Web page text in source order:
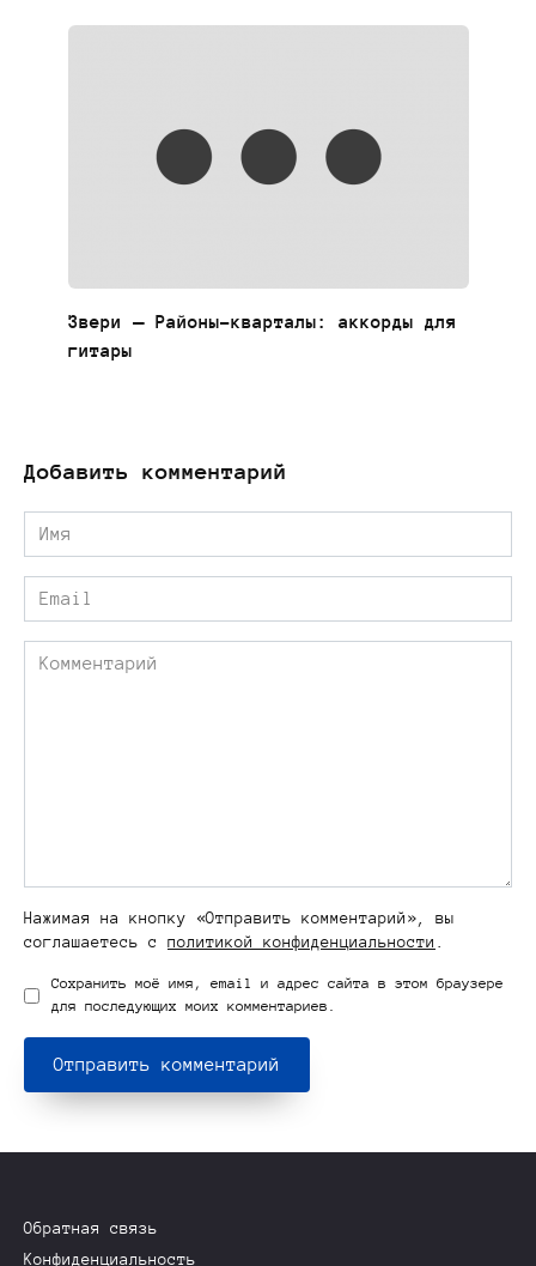
Звери — Районы-кварталы: аккорды для
гитары
Добавить комментарий
Имя
*
Email
*
Комментарий
Нажимая на кнопку «Отправить комментарий», вы
соглашаетесь с политикой конфиденциальности
Сохранить моё имя, email и адрес сайта в этом браузере
для последующих моих комментариев.
Обратная связь
Конфиденциальность